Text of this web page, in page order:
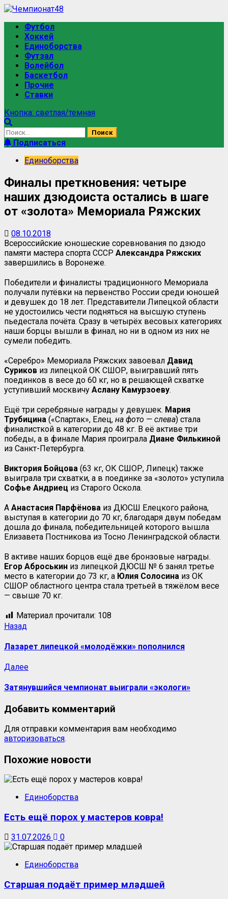
Перейти
содержимому
Основное
меню
Футбол
Хоккей
Единоборства
Футзал
Волейбол
Баскетбол
Прочие
Ставки
Кнопка: светлая/темная
Найти:
Подписаться
Единоборства
Финалы преткновения: четыре
наших дзюдоиста остались в шаге
от «золота» Мемориала Ряжских
08.10.2018
Всероссийские юношеские соревнования по дзюдо
памяти мастера спорта СССР Александра Ряжских
завершились в Воронеже.
Победители и финалисты традиционного Мемориала
получали путёвки на первенство России среди юношей
и девушек до 18 лет. Представители Липецкой области
не удостоились чести подняться на высшую ступень
пьедестала почёта. Сразу в четырёх весовых категориях
наши борцы вышли в финал, но ни в одном из них не
сумели победить.
«Серебро» Мемориала Ряжских завоевал Давид
Суриков из липецкой ОК СШОР, выигравший пять
поединков в весе до 60 кг, но в решающей схватке
уступивший москвичу Аслану Камурзоеву.
Ещё три серебряные награды у девушек. Мария
Трубицина («Спартак», Елец, на фото — слева) стала
финалисткой в категории до 48 кг. В её активе три
победы, а в финале Мария проиграла Диане Филькиной
из Санкт-Петербурга.
Виктория Бойцова (63 кг, ОК СШОР, Липецк) также
выиграла три схватки, а в поединке за «золото» уступила
Софье Андриец из Старого Оскола.
А Анастасия Парфёнова из ДЮСШ Елецкого района,
выступая в категории до 70 кг, благодаря двум победам
дошла до финала, победительницей которого вышла
Елизавета Постникова из Тосно Ленинградской области.
В активе наших борцов ещё две бронзовые награды.
Егор Аброськин из липецкой ДЮСШ № 6 занял третье
место в категории до 73 кг, а Юлия Солосина из ОК
СШОР областного центра стала третьей в тяжёлом весе
— свыше 70 кг.
Материал прочитали: 108
Навигация
записи
Назад
Лазарет липецкой «молодёжки» пополнился
ДалееСледующая
Затянувшийся чемпионат выиграли «экологи»
Добавить комментарий
Для отправки комментария вам необходимо
авторизоваться.
Похожие новости
Единоборства
Есть ещё порох у мастеров ковра!
31.07.2026 0
Единоборства
Старшая подаёт пример младшей